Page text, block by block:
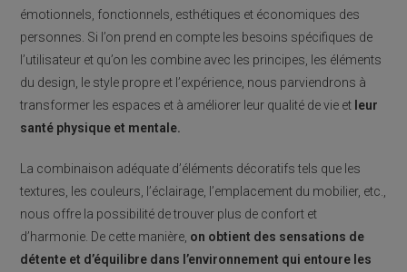
émotionnels, fonctionnels, esthétiques et économiques des
personnes. Si l’on prend en compte les besoins spécifiques de
l’utilisateur et qu’on les combine avec les principes, les éléments
du design, le style propre et l’expérience, nous parviendrons à
transformer les espaces et à améliorer leur qualité de vie et leur
santé physique et mentale.
La combinaison adéquate d’éléments décoratifs tels que les
textures, les couleurs, l’éclairage, l’emplacement du mobilier, etc.,
nous offre la possibilité de trouver plus de confort et
d’harmonie. De cette manière, on obtient des sensations de
détente et d’équilibre dans l’environnement qui entoure les